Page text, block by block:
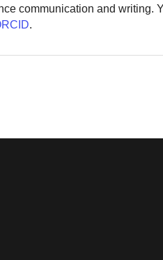
communication and writing.
.